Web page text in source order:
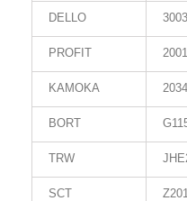
DELLO
PROFIT
KAMOKA
BORT
TRW
SCT